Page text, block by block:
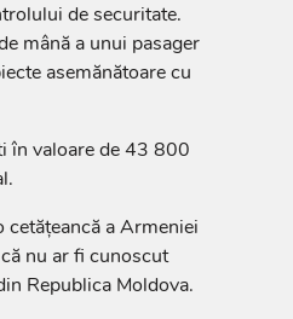
de securitate.
mână a unui pasager
asemănătoare cu
în valoare de 43 800
a Armeniei
nu ar fi cunoscut
Republica Moldova.